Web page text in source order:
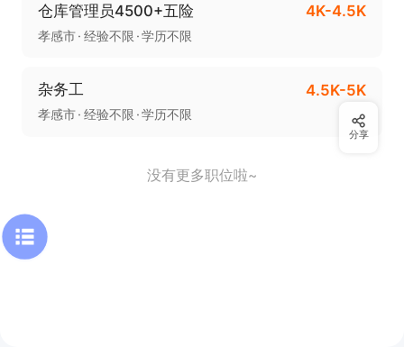
仓库管理员4500+五险 4K-4.5K
孝感市 经验不限 学历不限
杂务工 4.5K-5K
孝感市 经验不限 学历不限
没有更多职位啦~
分享